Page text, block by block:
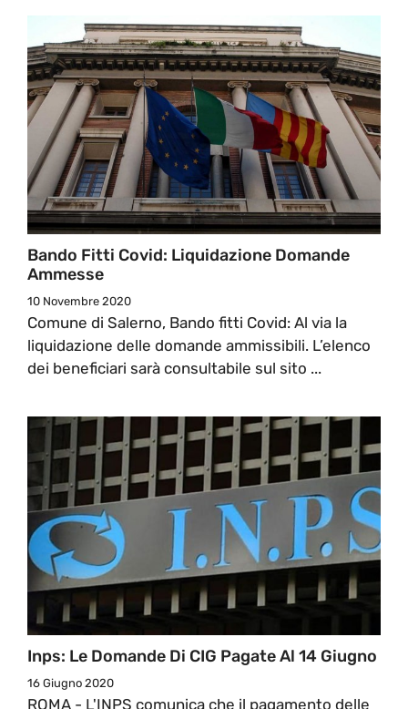
Bando Fitti Covid: Liquidazione Domande
Ammesse
10 Novembre 2020
Comune di Salerno, Bando fitti Covid: Al via la
liquidazione delle domande ammissibili. L’elenco
dei beneficiari sarà consultabile sul sito ...
Inps: Le Domande Di CIG Pagate Al 14 Giugno
16 Giugno 2020
ROMA - L'INPS comunica che il pagamento delle